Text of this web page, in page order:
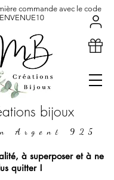
bijoux
Argent 925
à superposer et à ne
quitter !
commande avec le code